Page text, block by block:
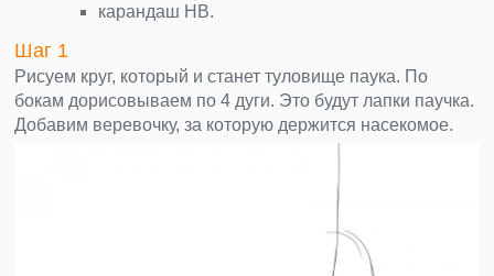
карандаш НВ.
Шаг 1
Рисуем круг, который и станет туловище паука. По
бокам дорисовываем по 4 дуги. Это будут лапки паучка.
Добавим веревочку, за которую держится насекомое.